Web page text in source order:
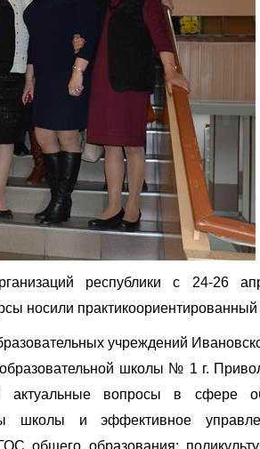
республики с 24-26
носили практикоориентированный
учреждений
школы № 1 г.
вопросы в сфере
школы и эффективное
общего образования;